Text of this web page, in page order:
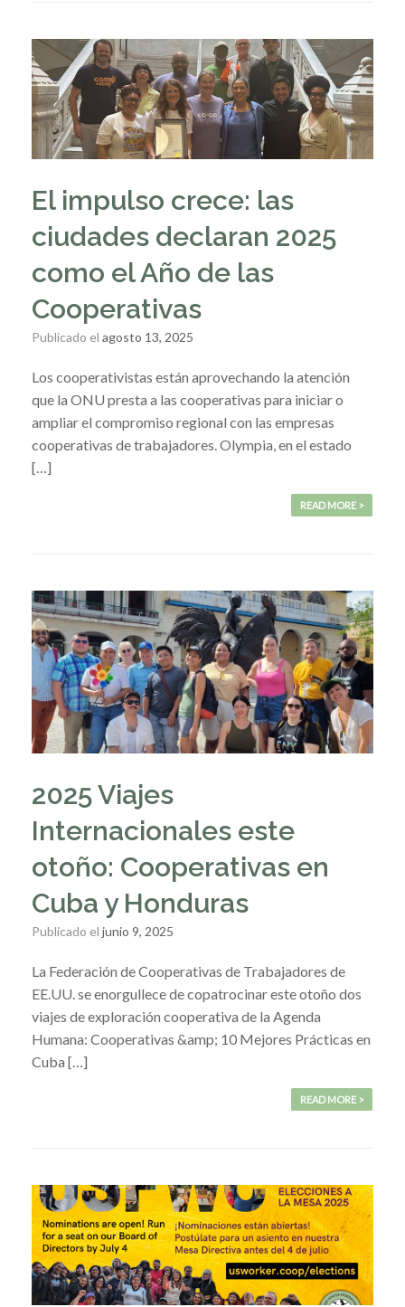
El impulso crece: las
ciudades declaran 2025
como el Año de las
Cooperativas
Publicado el agosto 13, 2025
Los cooperativistas están aprovechando la atención
que la ONU presta a las cooperativas para iniciar o
ampliar el compromiso regional con las empresas
cooperativas de trabajadores. Olympia, en el estado
[…]
READ MORE >
2025 Viajes
Internacionales este
otoño: Cooperativas en
Cuba y Honduras
Publicado el junio 9, 2025
La Federación de Cooperativas de Trabajadores de
EE.UU. se enorgullece de copatrocinar este otoño dos
viajes de exploración cooperativa de la Agenda
Humana: Cooperativas &amp; 10 Mejores Prácticas en
Cuba […]
READ MORE >